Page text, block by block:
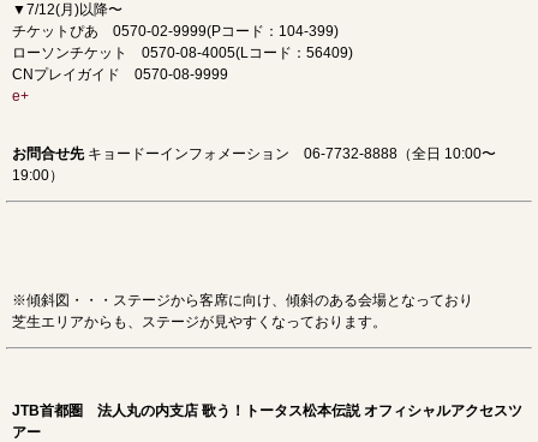
▼7/12(月)以降〜
チケットぴあ 0570-02-9999(Pコード：104-399)
ローソンチケット 0570-08-4005(Lコード：56409)
CNプレイガイド 0570-08-9999
e+
お問合せ先 キョードーインフォメーション 06-7732-8888（全日 10:00〜
19:00）
※傾斜図・・・ステージから客席に向け、傾斜のある会場となっており
芝生エリアからも、ステージが見やすくなっております。
JTB首都圏 法人丸の内支店 歌う！トータス松本伝説 オフィシャルアクセスツ
アー